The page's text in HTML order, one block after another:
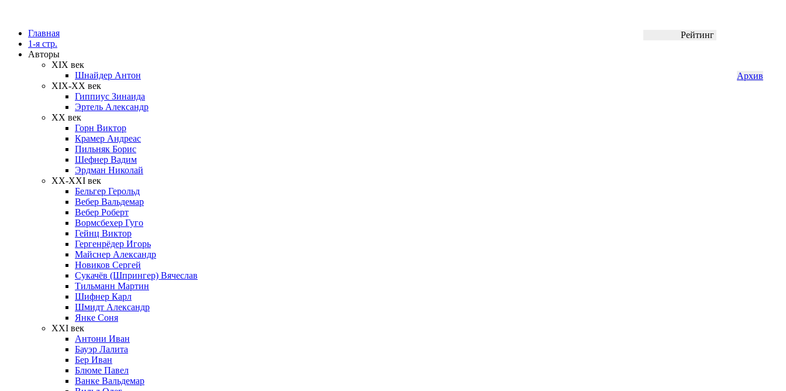
Главная
1-я стр.
Авторы
XIX век
Шнайдер Антон
XIX-XX век
Гиппиус Зинаида
Эртель Александр
XX век
Горн Виктор
Крамер Андреас
Пильняк Борис
Шефнер Вадим
Эрдман Николай
ХХ-XXI век
Бельгер Герольд
Вебер Вальдемар
Вебер Роберт
Вормсбехер Гуго
Гейнц Виктор
Гергенрёдер Игорь
Майснер Александр
Новиков Сергей
Сукачёв (Шпрингер) Вячеслав
Тильманн Мартин
Шифнер Карл
Шмидт Александр
Янке Соня
XXI век
Антони Иван
Бауэр Лалита
Бер Иван
Блюме Павел
Ванке Вальдемар
Рейтинг
Архив